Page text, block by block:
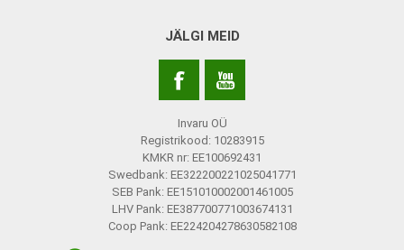
JÄLGI MEID
Invaru OÜ
Registrikood: 10283915
KMKR nr: EE100692431
Swedbank: EE322200221025041771
SEB Pank: EE151010002001461005
LHV Pank: EE387700771003674131
Coop Pank: EE224204278630582108